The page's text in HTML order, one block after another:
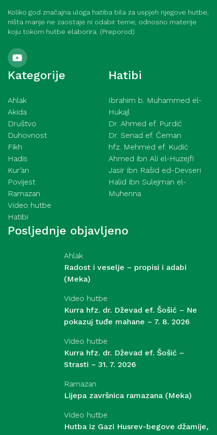
Koliko god značajna uloga hatiba bila za uspjeh njegove hutbe,
ništa manje ne zaostaje ni odabir teme, odnosno materije
koju tokom hutbe elaborira. (Preporod)
Kategorije
Ahlak
Akida
Društvo
Duhovnost
Fikh
Hadis
Kur’an
Povijest
Ramazan
Video hutbe
Hatibi
Hatibi
Ibrahim b. Muhammed el-
Hukajl
Dr. Ahmed ef. Purdić
Dr. Senad ef. Ćeman
hfz. Mehmed ef. Kudić
Ahmed ibn Ali el-Huzejfi
Jasir ibn Rašid ed-Devseri
Halid ibn Sulejman el-
Muhenna
Posljednje objavljeno
Ahlak
Radost i veselje – propisi i adabi
(Meka)
Video hutbe
Kurra hfz. dr. Dževad ef. Šošić – Ne
pokazuj tuđe mahane – 7. 8. 2026
Video hutbe
Kurra hfz. dr. Dževad ef. Šošić –
Strasti – 31. 7. 2026
Ramazan
Lijepa završnica ramazana (Meka)
Video hutbe
Hutba iz Gazi Husrev-begove džamije,